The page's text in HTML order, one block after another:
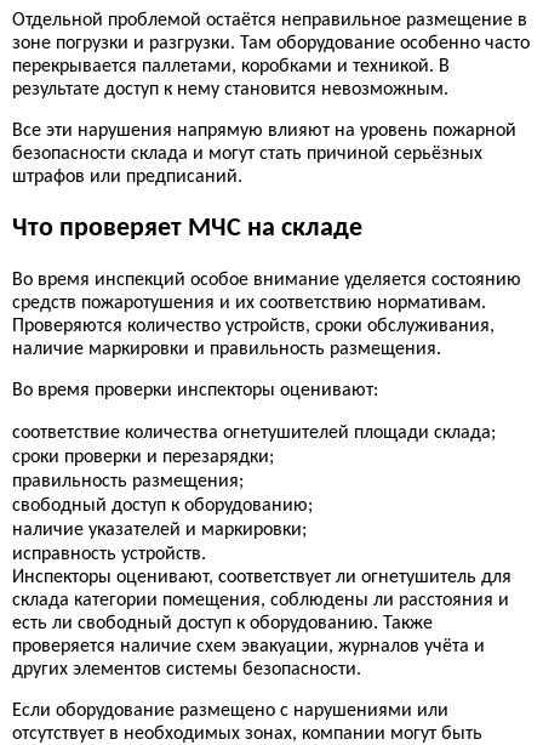
Отдельной проблемой остаётся неправильное размещение в
зоне погрузки и разгрузки. Там оборудование особенно часто
перекрывается паллетами, коробками и техникой. В
результате доступ к нему становится невозможным.
Все эти нарушения напрямую влияют на уровень пожарной
безопасности склада и могут стать причиной серьёзных
штрафов или предписаний.
Что проверяет МЧС на складе
Во время инспекций особое внимание уделяется состоянию
средств пожаротушения и их соответствию нормативам.
Проверяются количество устройств, сроки обслуживания,
наличие маркировки и правильность размещения.
Во время проверки инспекторы оценивают:
соответствие количества огнетушителей площади склада;
сроки проверки и перезарядки;
правильность размещения;
свободный доступ к оборудованию;
наличие указателей и маркировки;
исправность устройств.
Инспекторы оценивают, соответствует ли огнетушитель для
склада категории помещения, соблюдены ли расстояния и
есть ли свободный доступ к оборудованию. Также
проверяется наличие схем эвакуации, журналов учёта и
других элементов системы безопасности.
Если оборудование размещено с нарушениями или
отсутствует в необходимых зонах, компании могут быть